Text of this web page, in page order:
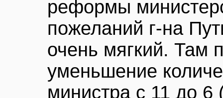
реформы
пожеланий г-на
очень мягкий. Там
уменьшение
министра с 11 до 6